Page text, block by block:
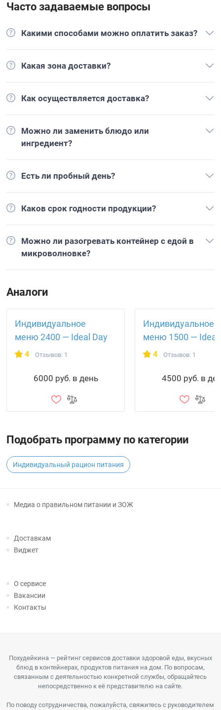
Часто задаваемые вопросы
Какими способами можно оплатить заказ?
Какая зона доставки?
Как осуществляется доставка?
Можно ли заменить блюдо или
ингредиент?
Есть ли пробный день?
Каков срок годности продукции?
Можно ли разогревать контейнер с едой в
микроволновке?
Аналоги
Индивидуальное
меню 2400 — Ideal Day
4 Отзывов: 1
6000 руб. в день
Индивидуальное
меню 1500 — Ideal
4 Отзывов: 1
4500 руб. в
Подобрать программу по категории
Индивидуальный рацион питания
Медиа о правильном питании и ЗОЖ
Доставкам
Виджет
О сервисе
Вакансии
Контакты
Похудейкина — рейтинг сервисов доставки здоровой еды, вкусных
блюд в контейнерах, продуктов питания на дом. По вопросам,
связанным с деятельностью конкретной службы, обращайтесь
непосредственно к её представителю на сайте.
По поводу сотрудничества, пожалуйста, свяжитесь с руководителем